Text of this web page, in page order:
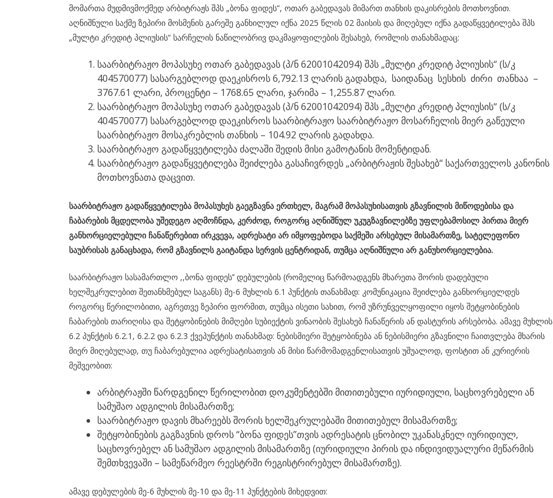
მომართა მუდმივმოქმედ არბიტრაჟს შპს „ბონა ფიდეს“, ოთარ გაბედავას მიმართ თანხის დაკისრების მოთხოვნით.
აღნიშნული საქმე ზეპირი მოსმენის გარეშე განხილულ იქნა 2025 წლის 02 მაისის და მიღებულ იქნა გადაწყვეტილება შპს
„მულტი კრედიტ პლიუსის“ სარჩელის ნაწილობრივ დაკმაყოფილების შესახებ, რომლის თანახმადაც:
საარბიტრაჟო მოპასუხე ოთარ გაბედავას (პ/ნ 62001042094) შპს „მულტი კრედიტ პლიუსის“ (ს/კ
404570077) სასარგებლოდ დაეკისროს 6,792.13 ლარის გადახდა, საიდანაც სესხის ძირი თანხაა –
3767.61 ლარი, პროცენტი – 1768.65 ლარი, ჯარიმა – 1,255.87 ლარი.
საარბიტრაჟო მოპასუხე ოთარ გაბედავას (პ/ნ 62001042094) შპს „მულტი კრედიტ პლიუსის“ (ს/კ
404570077) სასარგებლოდ დაეკისროს საარბიტრაჟო საარბიტრაჟო მოსარჩელის მიერ გაწეული
საარბიტრაჟო მოსაკრებლის თანხის – 104.92 ლარის გადახდა.
საარბიტრაჟო გადაწყვეტილება ძალაში შედის მისი გამოტანის მომენტიდან.
საარბიტრაჟო გადაწყვეტილება შეიძლება გასაჩივრდეს „არბიტრაჟის შესახებ“ საქართველოს კანონის
მოთხოვნათა დაცვით.
საარბიტრაჟო გადაწყვეტილება მოპასუხეს გაეგზავნა ერთხელ, მაგრამ მოპასუხისათვის გზავნილის მიწოდებისა და
ჩაბარების მცდელობა უშედეგო აღმოჩნდა, კერძოდ, როგორც აღნიშნულ უკუგზავნილებზე უფლებამოსილ პირთა მიერ
განხორციელებული ჩანაწერებით ირკვევა, ადრესატი არ იმყოფებოდა საქმეში არსებულ მისამართზე, სატელეფონო
საუბრისას განაცხადა, რომ გზავნილს გაიტანდა სერვის ცენტრიდან, თუმცა აღნიშნული არ განუხორციელებია.
საარბიტრაჟო სასამართლო ,,ბონა ფიდეს’’ დებულების (რომელიც წარმოადგენს მხარეთა შორის დადებული
ხელშეკრულებით შეთანხმებულ საგანს) მე-6 მუხლის 6.1 პუნქტის თანახმად: კომუნიკაცია შეიძლება განხორციელდეს
როგორც წერილობითი, აგრეთვე ზეპირი ფორმით, თუმცა ისეთი სახით, რომ უზრუნველყოფილი იყოს შეტყობინების
ჩაბარების თარიღისა და შეტყობინების მიმღები სუბიექტის ვინაობის შესახებ ჩანაწერის ან დასტურის არსებობა. ამავე მუხლის
6.2 პუნქტის 6.2.1, 6.2.2 და 6.2.3 ქვეპუნქტის თანახმად: ნებისმიერი შეტყობინება ან ნებისმიერი გზავნილი ჩაითვლება მხარის
მიერ მიღებულად, თუ ჩაბარებულია ადრესატისათვის ან მისი წარმომადგენლისათვის უშუალოდ, ფოსტით ან კურიერის
მეშვეობით:
არბიტრაჟში წარდგენილ წერილობით დოკუმენტებში მითითებული იურიდიული, საცხოვრებელი ან
სამუშაო ადგილის მისამართზე;
საარბიტრაჟო დავის მხარეებს შორის ხელშეკრულებაში მითითებულ მისამართზე;
შეტყობინების გაგზავნის დროს “ბონა ფიდეს”თვის ადრესატის ცნობილ უკანასკნელ იურიდიულ,
საცხოვრებელ ან სამუშაო ადგილის მისამართზე (იურიდიული პირის და ინდივიდუალური მეწარმის
შემთხვევაში – სამეწარმეო რეესტრში რეგისტრირებულ მისამართზე).
ამავე დებულების მე-6 მუხლის მე-10 და მე-11 პუნქტების მიხედვით: